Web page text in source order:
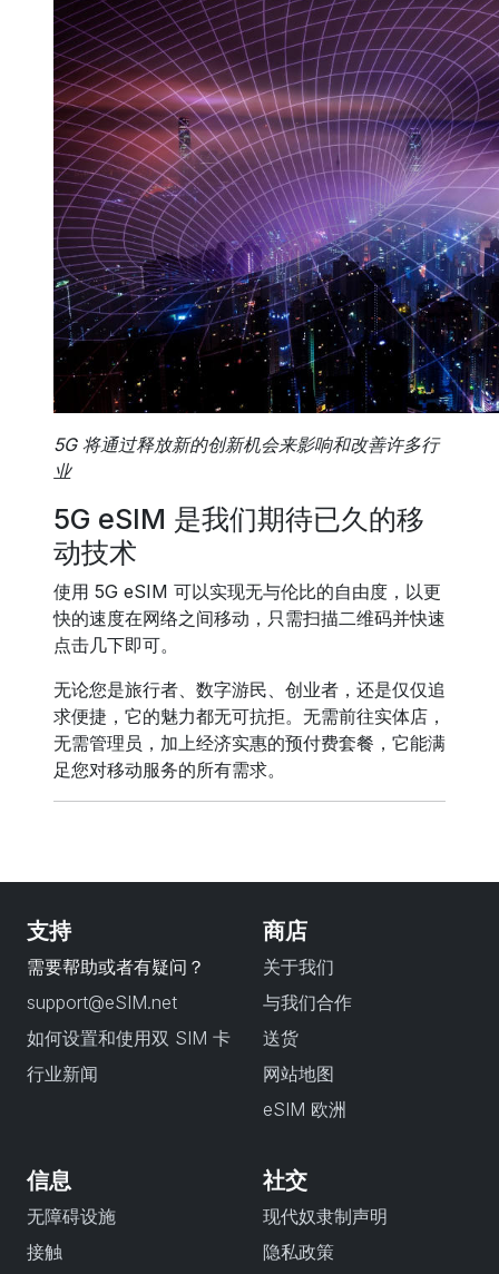
5G 将通过释放新的创新机会来影响和改善许多行
业
5G eSIM 是我们期待已久的移
动技术
使用 5G eSIM 可以实现无与伦比的自由度，以更
快的速度在网络之间移动，只需扫描二维码并快速
点击几下即可。
无论您是旅行者、数字游民、创业者，还是仅仅追
求便捷，它的魅力都无可抗拒。无需前往实体店，
无需管理员，加上经济实惠的预付费套餐，它能满
足您对移动服务的所有需求。
支持
需要帮助或者有疑问？
support@eSIM.net
如何设置和使用双 SIM 卡
行业新闻
商店
关于我们
与我们合作
送货
网站地图
eSIM 欧洲
信息
无障碍设施
接触
社交
现代奴隶制声明
隐私政策